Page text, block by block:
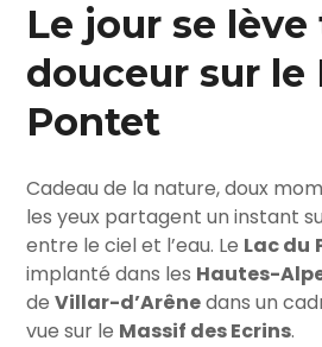
Le jour se
douceur sur le
Pontet
Cadeau de la nature, doux
les yeux partagent un instant
entre le ciel et l’eau. Le Lac du
implanté dans les Hautes-
deVillar-d’Arênedans un
vue sur le Massif des Ecrins.